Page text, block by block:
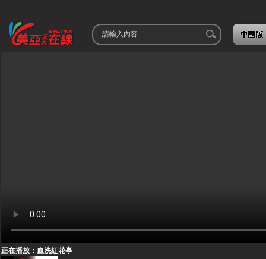
正在播放：血洗紅花亭